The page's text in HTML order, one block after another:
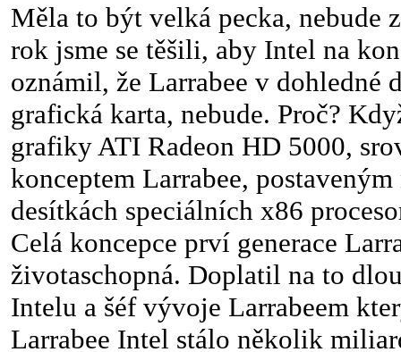
Měla to být velká pecka, nebude
rok jsme se těšili, aby Intel na
oznámil, že Larrabee v dohledné
grafická karta, nebude. Proč?
grafiky ATI Radeon HD 5000,
konceptem Larrabee,
desítkách speciálních x86
Celá koncepce prví generace
životaschopná. Doplatil na to
Intelu a šéf vývoje Larrabeem
Larrabee Intel stálo několik